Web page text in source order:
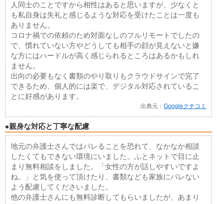
人同士のことですから相性はあると思いますが、少なくと
も私自身は失礼と感じるような対応を受けたことは一度も
ありません。
コロナ禍での依頼のため対面なしのフルリモートでしたの
で、慣れていない方やどうしても相手の顔が見えないと嫌
な方にはハードルが高く感じられるところはあるかもしれ
ません。
出向の必要もなく書類のやり取りもクラウドサインで完了
できるため、個人的には楽で、デジタル対応されているこ
とに好感があります。
出典元：Googleクチコミ
●親身な対応と丁寧な配慮
地元の弁護士さんではバレることを恐れて、なかなか相談
したくてもできない環境にいました。ふとネットで目に止
まり無料相談をしました。「女性の方が話しやすいですよ
ね。」と気を使って頂けたり、書類なども家族にバレない
よう配慮してくださいました。
他の弁護士さんにも無料診断してもらいましたが、あまり